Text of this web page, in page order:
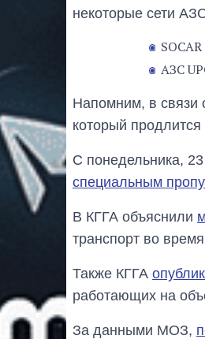
некоторые сети
АЗС
Напомним, в связи
который
С понедельника,
специальным
В КГГА объяснили
транспорт во
Также КГГА
работающих на
За данными МОЗ,